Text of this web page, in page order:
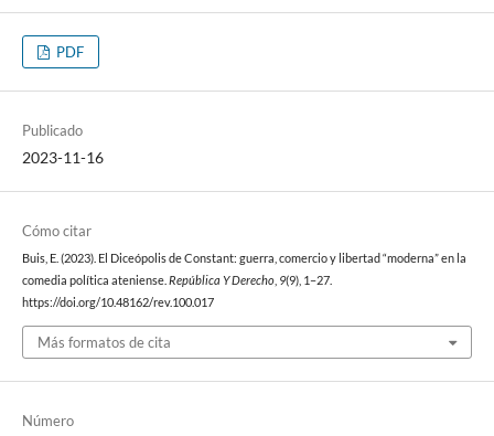
PDF
Publicado
2023-11-16
Cómo citar
Buis, E. (2023). El Diceópolis de Constant: guerra, comercio y libertad “moderna” en la
comedia política ateniense. República Y Derecho, 9(9), 1–27.
https://doi.org/10.48162/rev.100.017
Más formatos de cita
Número